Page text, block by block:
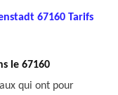
67160 Tarifs
le 67160
qui ont pour